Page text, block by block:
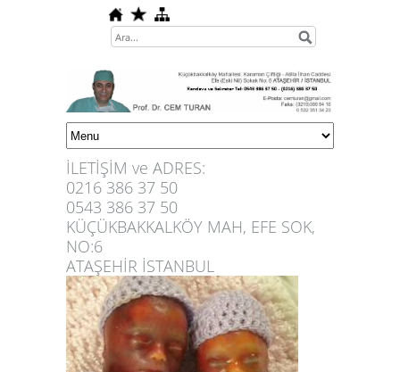
İLETİŞİM ve ADRES:
0216 386 37 50
0543 386 37 50
KÜÇÜKBAKKALKÖY MAH, EFE SOK,
NO:6
ATAŞEHİR İSTANBUL